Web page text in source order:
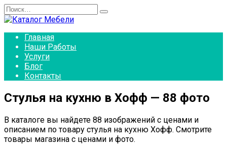
Перейти
к
Search
for:
Главная
Наши Работы
Услуги
Блог
Контакты
Стулья на кухню в Хофф — 88 фото
В каталоге вы найдете 88 изображений с ценами и
описанием по товару стулья на кухню Хофф. Смотрите
товары магазина с ценами и фото.